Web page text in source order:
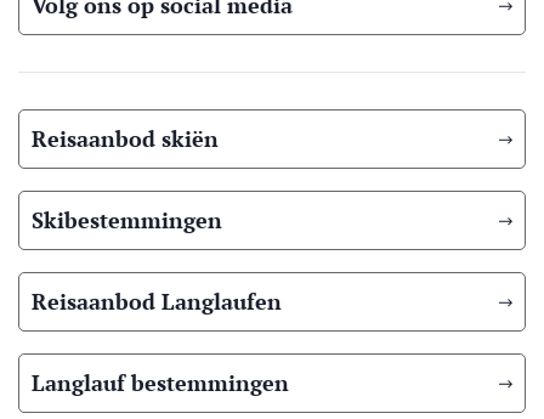
Reisaanbod skiën
Skibestemmingen
Reisaanbod Langlaufen
Langlauf bestemmingen